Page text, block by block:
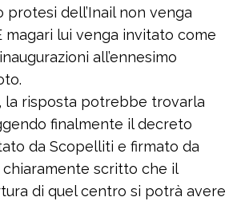
dell’Inail non venga
magari lui venga invitato come
all’ennesimo
la risposta potrebbe trovarla
finalmente il decreto
da Scopelliti e firmato da
chiaramente scritto che il
di quel centro si potrà avere